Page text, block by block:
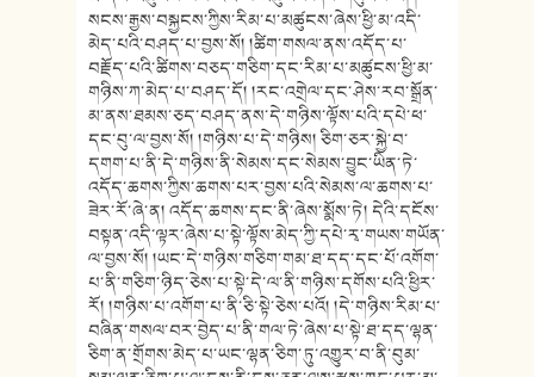
སངས་རྒྱས་བསྐྱངས་ཀྱིས་རིམ་པ་མཚུངས་ཞེས་ཕྱི་མ་འདི་
མེད་པའི་བཤད་པ་བྱས་སོ། །ཚིག་གསལ་ནས་འདོད་པ་
བརྗོད་པའི་ཚིགས་བཅད་གཅིག་དང་རིམ་པ་མཚུངས་ཕྱི་མ་
གཉིས་ཀ་མེད་པ་བཤད་དོ། །རང་འགྲེལ་དང་ཤེས་རབ་སྒྲོན་
མ་ནས་ཐམས་ཅད་བཤད་ནས་དེ་གཉིས་ལྟོས་པའི་དཔེ་ཕ་
དང་བུ་ལ་བྱས་སོ། །གཉིས་པ་དེ་གཉིས། ཅིག་ཅར་སྐྱེ་བ་
དགག་པ་ནི་དེ་གཉིས་ནི་སེམས་དང་སེམས་བྱུང་ཡིན་ཏེ་
འདོད་ཆགས་ཀྱིས་ཆགས་པར་བྱས་པའི་སེམས་ལ་ཆགས་པ་
ཟེར་རོ་ཞེ་ན། འདོད་ཆགས་དང་ནི་ཞེས་སྨོས་ཏེ། དེའི་དངོས་
བསྟན་འདི་ལྟར་ཞེས་པ་སྟེ་ལྟོས་མེད་ཀྱི་དཔེ་རྭ་གཡས་གཡོན་
ལ་བྱས་སོ། །ཡང་དེ་གཉིས་གཅིག་གམ་ཐ་དད་དང་པོ་འགོག་
པ་ནི་གཅིག་ཉིད་ཅེས་པ་སྟེ་དེ་ལ་ནི་གཉིས་དགོས་པའི་ཕྱིར་
རོ། །གཉིས་པ་འགོག་པ་ནི་ཅི་སྟེ་ཅེས་པའོ། །དེ་གཉིས་རིམ་པ་
བཞིན་གསལ་བར་བྱེད་པ་ནི་གལ་ཏེ་ཞེས་པ་སྟེ་ཐ་དད་ལྷན་
ཅིག་ན་གྲོགས་མེད་པ་ཡང་ལྷན་ཅིག་ཏུ་འགྱུར་བ་ནི་བུམ་